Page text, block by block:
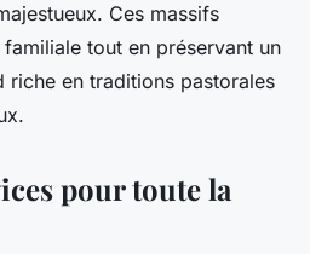
Ces massifs
tout en préservant un
riche en traditions pastorales
pour toute la